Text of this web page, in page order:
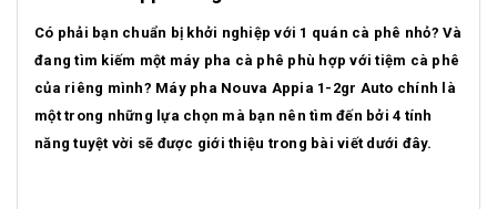
Có phải bạn chuẩn bị khởi nghiệp với 1 quán cà phê nhỏ? Và
đang tìm kiếm một máy pha cà phê phù hợp với tiệm cà phê
của riêng mình? Máy pha Nouva Appia 1-2gr Auto chính là
một trong những lựa chọn mà bạn nên tìm đến bởi 4 tính
năng tuyệt vời sẽ được giới thiệu trong bài viết dưới đây.